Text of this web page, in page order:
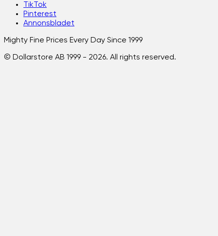
TikTok
Pinterest
Annonsbladet
Mighty Fine Prices Every Day Since 1999
© Dollarstore AB 1999 - 2026. All rights reserved.